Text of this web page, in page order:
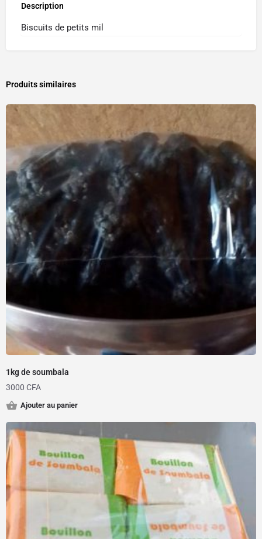
Description
Biscuits de petits mil
Produits similaires
1kg de soumbala
3000 CFA
Ajouter au panier